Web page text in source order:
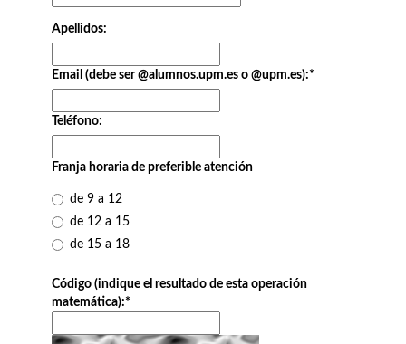
Apellidos:
Email (debe ser @alumnos.upm.es o @upm.es):*
Teléfono:
Franja horaria de preferible atención
de 9 a 12
de 12 a 15
de 15 a 18
Código (indique el resultado de esta operación
matemática):*